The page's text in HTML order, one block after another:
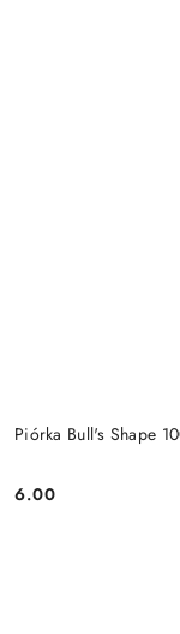
Piórka Bull's Shape
Cena:
6.00